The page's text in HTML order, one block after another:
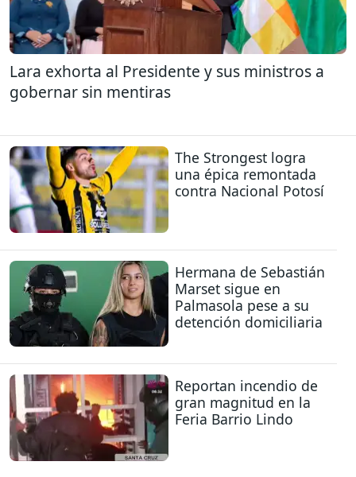
Lara exhorta al Presidente y sus ministros a
gobernar sin mentiras
The Strongest logra
una épica remontada
contra Nacional Potosí
Hermana de Sebastián
Marset sigue en
Palmasola pese a su
detención domiciliaria
Reportan incendio de
gran magnitud en la
Feria Barrio Lindo